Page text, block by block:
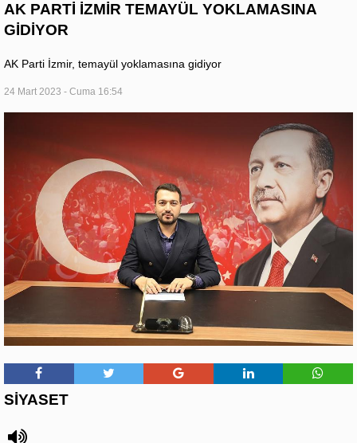
AK PARTİ İZMİR TEMAYÜL YOKLAMASINA
GİDİYOR
AK Parti İzmir, temayül yoklamasına gidiyor
24 Mart 2023 - Cuma 16:54
SİYASET